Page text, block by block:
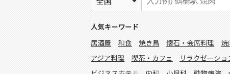
人気キーワード
居酒屋
和食 焼き鳥 懐石・会席料理 焼
アジア料理
喫茶・カフェ リラクゼーショ